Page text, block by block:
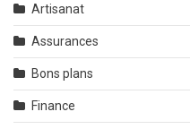
Artisanat
Assurances
Bons plans
Finance